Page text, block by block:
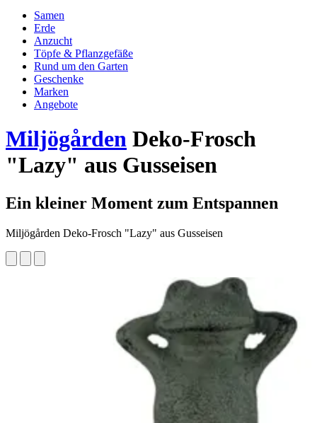
Samen
Erde
Anzucht
Töpfe & Pflanzgefäße
Rund um den Garten
Geschenke
Marken
Angebote
Miljögården Deko-Frosch
"Lazy" aus Gusseisen
Ein kleiner Moment zum Entspannen
Miljögården Deko-Frosch "Lazy" aus Gusseisen